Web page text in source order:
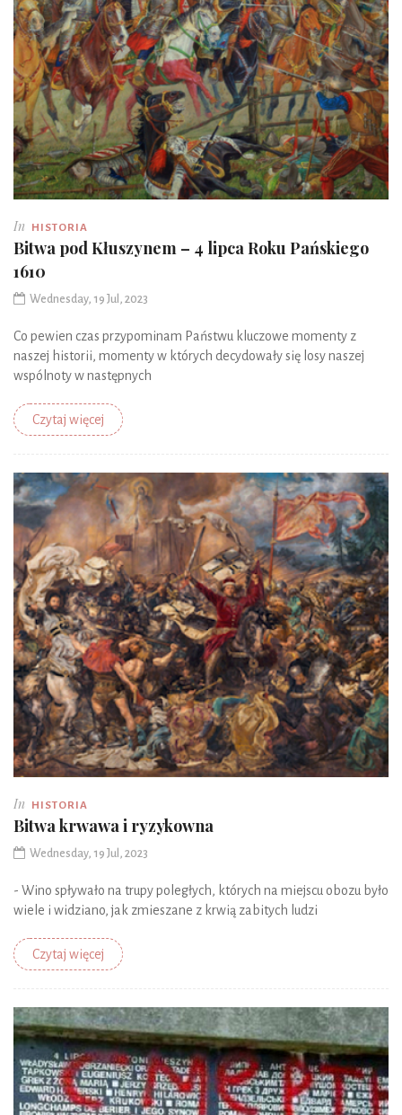
In HISTORIA
Bitwa pod Kłuszynem – 4 lipca Roku Pańskiego
1610
Wednesday, 19 Jul, 2023
Co pewien czas przypominam Państwu kluczowe momenty z
naszej historii, momenty w których decydowały się losy naszej
wspólnoty w następnych
Czytaj więcej
In HISTORIA
Bitwa krwawa i ryzykowna
Wednesday, 19 Jul, 2023
- Wino spływało na trupy poległych, których na miejscu obozu było
wiele i widziano, jak zmieszane z krwią zabitych ludzi
Czytaj więcej